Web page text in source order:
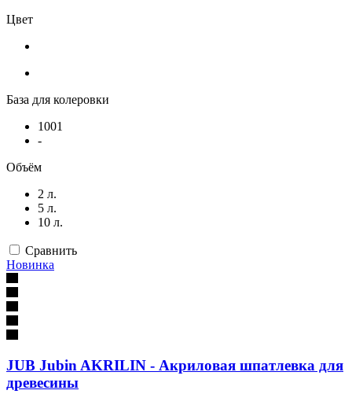
Цвет
База для колеровки
1001
-
Объём
2 л.
5 л.
10 л.
Сравнить
Новинка
JUB Jubin AKRILIN - Акриловая шпатлевка для
древесины